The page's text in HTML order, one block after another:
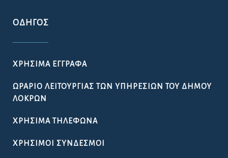
ΟΔΗΓΌΣ
ΧΡΉΣΙΜΑ ΈΓΓΡΑΦΑ
ΩΡΆΡΙΟ ΛΕΙΤΟΥΡΓΊΑΣ ΤΩΝ ΥΠΗΡΕΣΙΏΝ ΤΟΥ ΔΉΜΟΥ
ΛΟΚΡΏΝ
ΧΡΉΣΙΜΑ ΤΗΛΈΦΩΝΑ
ΧΡΉΣΙΜΟΙ ΣΎΝΔΕΣΜΟΙ